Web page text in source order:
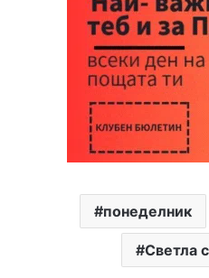
понеделник
Светла